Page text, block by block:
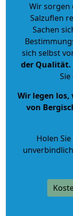
Wir sorgen
Salzuflen
Sachen
sich selbst
der Qualität.
Wir legen los,
von
Holen